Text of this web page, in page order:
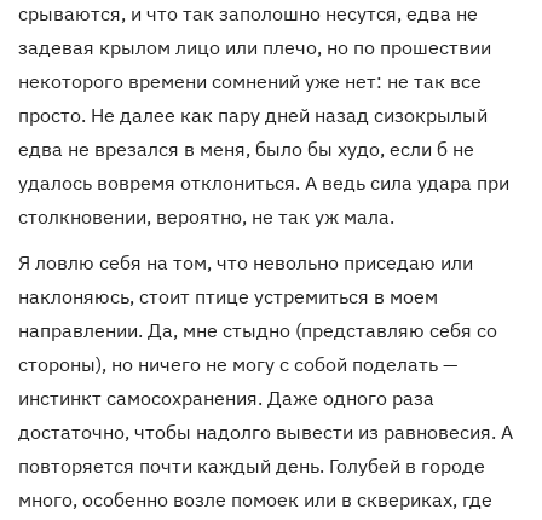
срываются, и что так заполошно несутся, едва не
задевая крылом лицо или плечо, но по прошествии
некоторого времени сомнений уже нет: не так все
просто. Не далее как пару дней назад сизокрылый
едва не врезался в меня, было бы худо, если б не
удалось вовремя отклониться. А ведь сила удара при
столкновении, вероятно, не так уж мала.
Я ловлю себя на том, что невольно приседаю или
наклоняюсь, стоит птице устремиться в моем
направлении. Да, мне стыдно (представляю себя со
стороны), но ничего не могу с собой поделать —
инстинкт самосохранения. Даже одного раза
достаточно, чтобы надолго вывести из равновесия. А
повторяется почти каждый день. Голубей в городе
много, особенно возле помоек или в сквериках, где